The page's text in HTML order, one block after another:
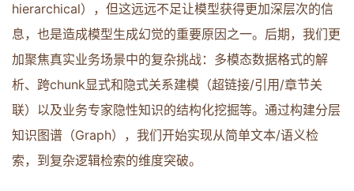
hierarchical），但这远远不足让模型获得更加深层次的信
息，也是造成模型生成幻觉的重要原因之一。后期，我们更
加聚焦真实业务场景中的复杂挑战：多模态数据格式的解
析、跨chunk显式和隐式关系建模（超链接/引用/章节关
联）以及业务专家隐性知识的结构化挖掘等。通过构建分层
知识图谱（Graph），我们开始实现从简单文本/语义检
索，到复杂逻辑检索的维度突破。